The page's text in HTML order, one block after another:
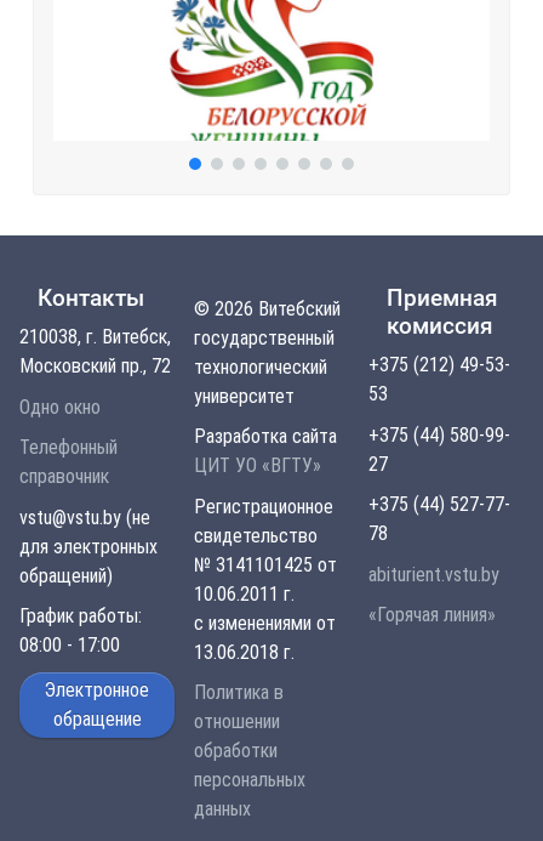
Контакты
210038, г. Витебск,
Московский пр., 72
Одно окно
Телефонный
справочник
vstu@vstu.by (не
для электронных
обращений)
График работы:
08:00 - 17:00
Электронное
обращение
© 2026 Витебский
государственный
технологический
университет
Разработка сайта
ЦИТ УО «ВГТУ»
Регистрационное
свидетельство
№ 3141101425 от
10.06.2011 г.
с изменениями от
13.06.2018 г.
Политика в
отношении
обработки
персональных
данных
Приемная
комиссия
+375 (212) 49-53-
53
+375 (44) 580-99-
27
+375 (44) 527-77-
78
abiturient.vstu.by
«Горячая линия»